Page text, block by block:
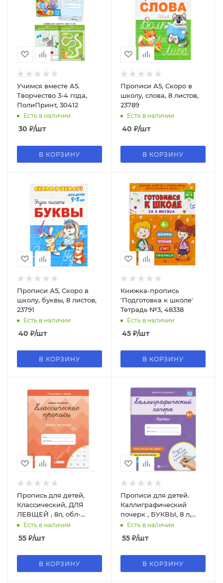
Учимся вместе А5.
Творчество 3-4 года,
ПолиПринт, 30412
Есть в наличии
30 ₽/шт
В КОРЗИНУ
Прописи А5, Скоро в
школу, слова, 8 листов,
23789
Есть в наличии
40 ₽/шт
В КОРЗИНУ
Прописи А5, Скоро в
школу, буквы, 8 листов,
23791
Есть в наличии
40 ₽/шт
В КОРЗИНУ
Книжка-пропись
'Подготовка к школе'
Тетрадь №3, 48338
Есть в наличии
45 ₽/шт
В КОРЗИНУ
Пропись для детей,
Классический, ДЛЯ
ЛЕВЩЕЙ , 8л, обл-
краск.мелов, 70127
Есть в наличии
55 ₽/шт
В КОРЗИНУ
Прописи для детей.
Каллиграфический
почерк , БУКВЫ, 8 л,
Есть в наличии
55 ₽/шт
В КОРЗИНУ